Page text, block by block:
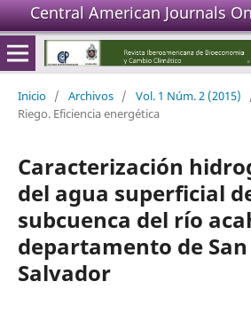
Central American Journals
Inicio / Archivos / Vol. 1 Núm. 2 (2015)
Riego. Eficiencia energética
Caracterización
del agua superficial
subcuenca del río
departamento de San
Salvador